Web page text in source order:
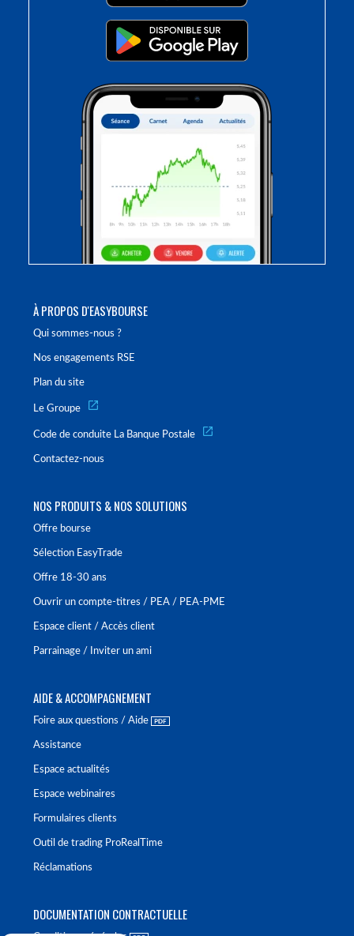
À PROPOS D'EASYBOURSE
Qui sommes-nous ?
Nos engagements RSE
Plan du site
Le Groupe
Code de conduite La Banque Postale
Contactez-nous
NOS PRODUITS & NOS SOLUTIONS
Offre bourse
Sélection EasyTrade
Offre 18-30 ans
Ouvrir un compte-titres / PEA / PEA-PME
Espace client / Accès client
Parrainage / Inviter un ami
AIDE & ACCOMPAGNEMENT
Foire aux questions / Aide
Assistance
Espace actualités
Espace webinaires
Formulaires clients
Outil de trading ProRealTime
Réclamations
DOCUMENTATION CONTRACTUELLE